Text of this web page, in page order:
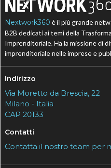
Nextwork360 è il più grande
B2B dedicati ai temi della
Imprenditoriale. Ha la missione di
imprenditoriale nelle imprese e
Indirizzo
Via Moretto da Brescia, 22
Milano - Italia
CAP 20133
Contatti
Contatta il nostro team per